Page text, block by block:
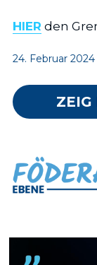
HIER den
24. Februar 2024
ZEIG